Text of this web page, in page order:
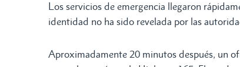
Los servicios de emergencia llegaron
identidad no ha sido revelada por las
Aproximadamente 20 minutos después, un